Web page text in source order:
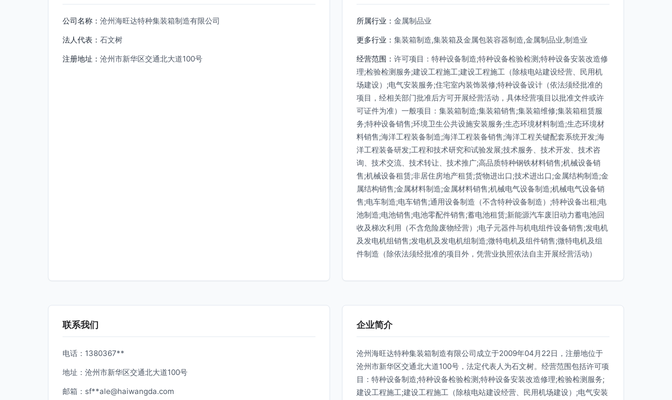
公司名称： 沧州海旺达特种集装箱制造有限公司
法人代表： 石文树
注册地址： 沧州市新华区交通北大道100号
所属行业： 金属制品业
更多行业： 集装箱制造,集装箱及金属包装容器制造,金属制品业,制造业
经营范围： 许可项目：特种设备制造;特种设备检验检测;特种设备安装改造修
理;检验检测服务;建设工程施工;建设工程施工（除核电站建设经营、民用机
场建设）;电气安装服务;住宅室内装饰装修;特种设备设计（依法须经批准的
项目，经相关部门批准后方可开展经营活动，具体经营项目以批准文件或许
可证件为准）一般项目：集装箱制造;集装箱销售;集装箱维修;集装箱租赁服
务;特种设备销售;环境卫生公共设施安装服务;生态环境材料制造;生态环境材
料销售;海洋工程装备制造;海洋工程装备销售;海洋工程关键配套系统开发;海
洋工程装备研发;工程和技术研究和试验发展;技术服务、技术开发、技术咨
询、技术交流、技术转让、技术推广;高品质特种钢铁材料销售;机械设备销
售;机械设备租赁;非居住房地产租赁;货物进出口;技术进出口;金属结构制造;金
属结构销售;金属材料制造;金属材料销售;机械电气设备制造;机械电气设备销
售;电车制造;电车销售;通用设备制造（不含特种设备制造）;特种设备出租;电
池制造;电池销售;电池零配件销售;蓄电池租赁;新能源汽车废旧动力蓄电池回
收及梯次利用（不含危险废物经营）;电子元器件与机电组件设备销售;发电机
及发电机组销售;发电机及发电机组制造;微特电机及组件销售;微特电机及组
件制造（除依法须经批准的项目外，凭营业执照依法自主开展经营活动）
联系我们
电话：1380367**
地址：沧州市新华区交通北大道100号
邮箱：sf**ale@haiwangda.com
企业简介
沧州海旺达特种集装箱制造有限公司成立于2009年04月22日，注册地位于
沧州市新华区交通北大道100号，法定代表人为石文树。经营范围包括许可项
目：特种设备制造;特种设备检验检测;特种设备安装改造修理;检验检测服务;
建设工程施工;建设工程施工（除核电站建设经营、民用机场建设）;电气安装